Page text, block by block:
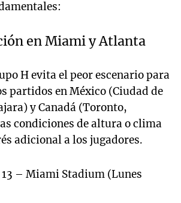
en Miami y Atlanta
H evita el peor escenario para
partidos en México (Ciudad de
y Canadá (Toronto,
condiciones de altura o clima
adicional a los jugadores.
13 – Miami Stadium (Lunes